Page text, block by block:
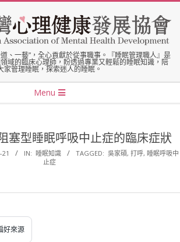
道、一藝”，全心貢獻於從事職事。『睡眠管理職人』是
域的臨床心理師，盼透過專業又輕鬆的睡眠知識，陪
家管理睡眠，探索迷人的睡眠。
Menu
塞型睡眠呼吸中止症的臨床症狀
IN: 睡眠知識 TAGGED: 吳家碩, 打呼, 睡眠呼吸中
止症
好來源